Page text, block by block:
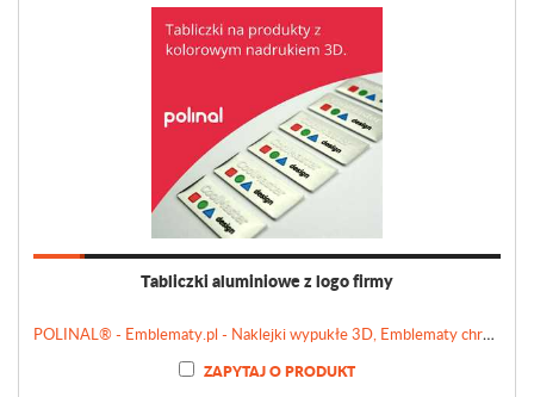
Tabliczki aluminiowe z logo firmy
POLINAL® - Emblematy.pl - Naklejki wypukłe 3D, Emblematy chromowane, Tabliczki, Etykiety
ZAPYTAJ O PRODUKT